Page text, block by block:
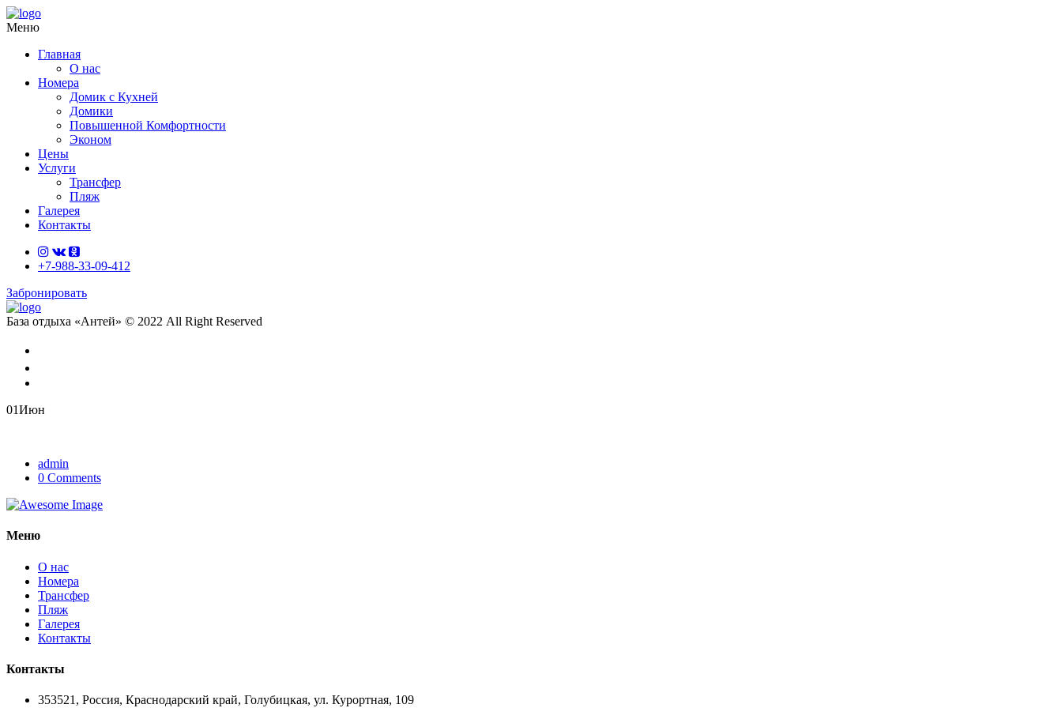
Меню
Главная
О нас
Номера
Домик с Кухней
Домики
Повышенной Комфортности
Эконом
Цены
Услуги
Трансфер
Пляж
Галерея
Контакты
+7-988-33-09-412
Забронировать
База отдыха «Антей» © 2022 All Right Reserved
01Июн
admin
0 Comments
Меню
О нас
Номера
Трансфер
Пляж
Галерея
Контакты
Контакты
353521, Россия, Краснодарский край, Голубицкая, ул. Курортная, 109